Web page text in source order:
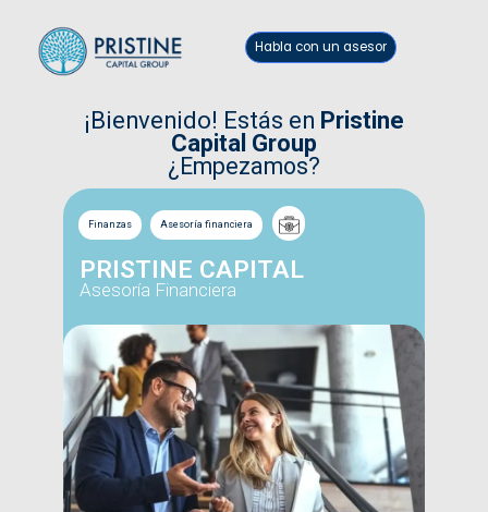
Habla con un asesor
¡Bienvenido! Estás en Pristine
Capital Group
¿Empezamos?
Finanzas Asesoría financiera
PRISTINE CAPITAL
Asesoría Financiera